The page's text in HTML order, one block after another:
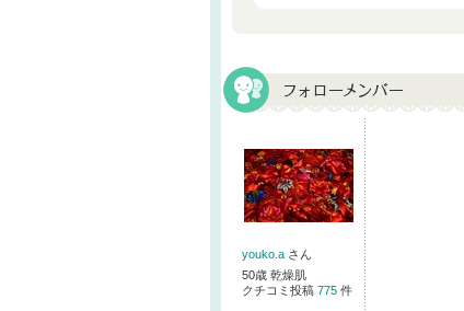
youko.a さん
50歳 乾燥肌
クチコミ投稿 775 件